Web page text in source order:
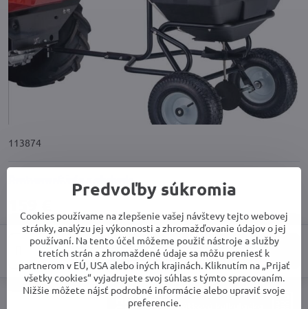
113874
Do košíka
Predvoľby súkromia
Cookies používame na zlepšenie vašej návštevy tejto webovej
stránky, analýzu jej výkonnosti a zhromažďovanie údajov o jej
používaní. Na tento účel môžeme použiť nástroje a služby
tretích strán a zhromaždené údaje sa môžu preniesť k
partnerom v EÚ, USA alebo iných krajinách. Kliknutím na „Prijať
všetky cookies“ vyjadrujete svoj súhlas s týmto spracovaním.
Nižšie môžete nájsť podrobné informácie alebo upraviť svoje
preferencie.